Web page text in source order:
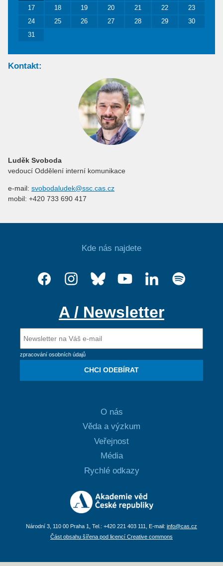
17
18 19 20 21 22
23
24
25 26 27 28 29
30
31
Kontakt:
Luděk Svoboda
vedoucí Oddělení interní komunikace
e-mail: svobodaludek@ssc.cas.cz
mobil: +420 733 690 417
Kde nás najdete
A / Newsletter
zpracování osobních údajů
CHCI ODEBÍRAT
O nás
Věda a výzkum
Veřejnost
Média
Rychlé odkazy
Národní 3, 110 00 Praha 1, Tel.: +420 221 403 111, E-mail: info@cas.cz
Část obsahu šířena pod licencí Creative commons